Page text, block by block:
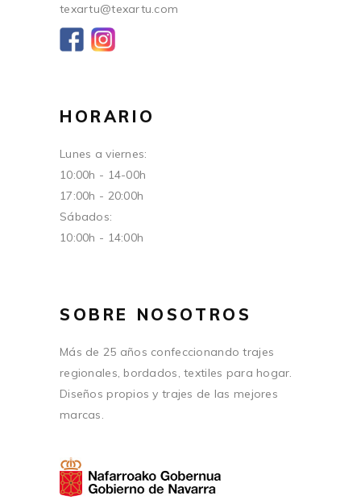
texartu@texartu.com
HORARIO
Lunes a viernes:
10:00h - 14-00h
17:00h - 20:00h
Sábados:
10:00h - 14:00h
SOBRE NOSOTROS
Más de 25 años confeccionando trajes
regionales, bordados, textiles para hogar.
Diseños propios y trajes de las mejores
marcas.